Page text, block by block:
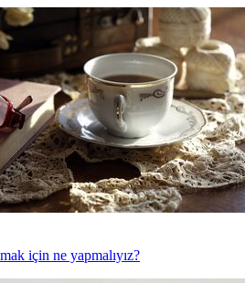
için ne yapmalıyız?